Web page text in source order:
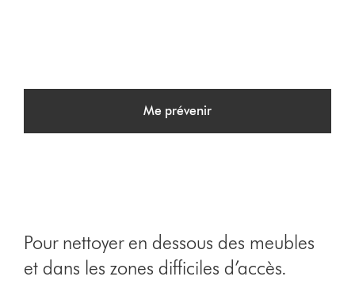
Me prévenir
Pour nettoyer en dessous des meubles
et dans les zones difficiles d’accès.